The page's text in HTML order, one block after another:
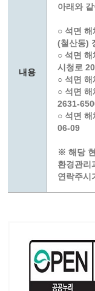
내용
아래와
○ 석면 해
(철산동)
○ 석면 해
시청로
○ 석면 해
○ 석면 해
2631-
○ 석면
06-09
※ 해당
환경관
연락주시